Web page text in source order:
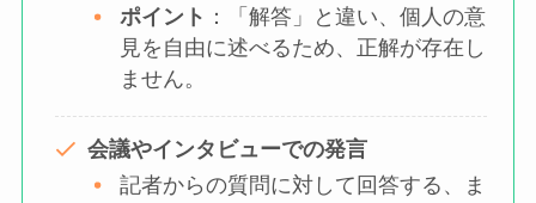
ポイント ：「解答」と違い、個人の意
見を自由に述べるため、正解が存在し
ません。
会議やインタビューでの発言
記者からの質問に対して回答する、ま